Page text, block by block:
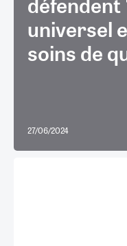
universel
soins de
27/06/2024